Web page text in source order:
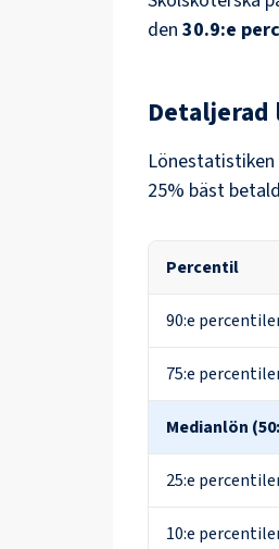
den 30.9:e
25% bäst
Percentil
90:e
75:e
Medianlön
25:e
10:e